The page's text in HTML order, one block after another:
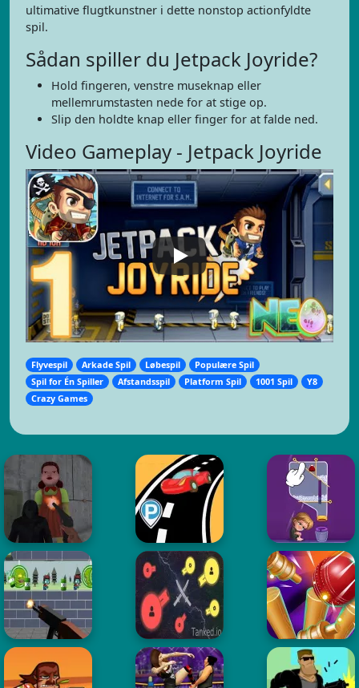
ultimative flugtkunstner i dette nonstop actionfyldte
spil.
Sådan spiller du Jetpack Joyride?
Hold fingeren, venstre museknap eller
mellemrumstasten nede for at stige op.
Slip den holdte knap eller finger for at falde ned.
Video Gameplay - Jetpack Joyride
Flyvespil Arkade Spil Løbespil
Populære Spil
Spil for Én Spiller
Afstandsspil Platform Spil 1001 Spil
Y8
Crazy Games